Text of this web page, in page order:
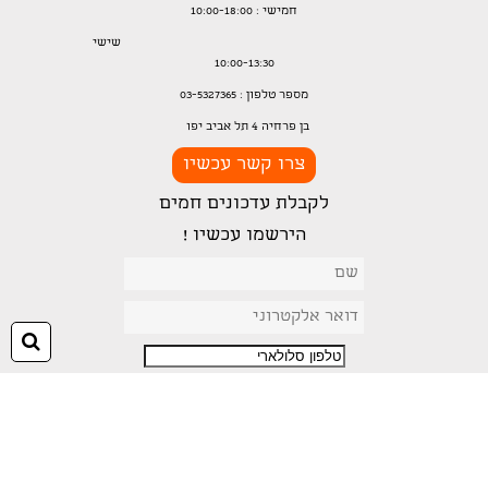
חמישי : 10:00-18:00
שישי
10:00-13:30
מספר טלפון : 03-5327365
בן פרחיה 4 תל אביב יפו
צרו קשר עכשיו
לקבלת עדכונים חמים
הירשמו עכשיו !